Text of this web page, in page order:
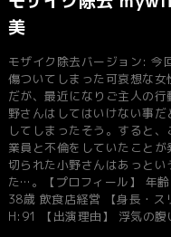
美
モザイク除去バージョン: 今
傷ついてしまった可哀想な
だが、最近になりご主人の
野さんはしてはいけない事
してしまったそう。すると
業員と不倫をしていたこと
切られた小野さんはあっと
た…。【プロフィール】 年
38歳 飲食店経営 【身長・
H:91 【出演理由】 浮気の